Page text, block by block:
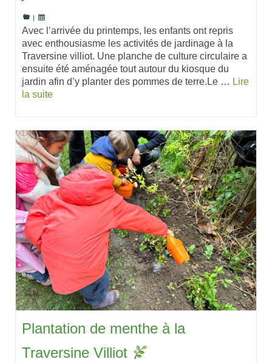
|
Avec l’arrivée du printemps, les enfants ont repris
avec enthousiasme les activités de jardinage à la
Traversine villiot. Une planche de culture circulaire a
ensuite été aménagée tout autour du kiosque du
jardin afin d’y planter des pommes de terre.Le … Lire
la suite
Plantation de menthe à la
Traversine Villiot